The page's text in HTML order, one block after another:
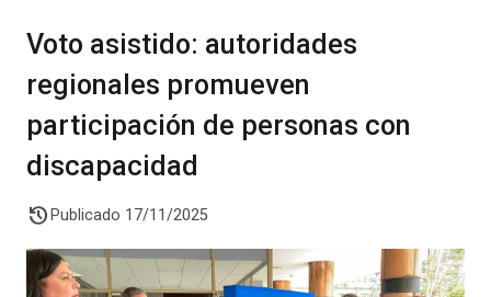
Voto asistido: autoridades
regionales promueven
participación de personas con
discapacidad
history Publicado 17/11/2025